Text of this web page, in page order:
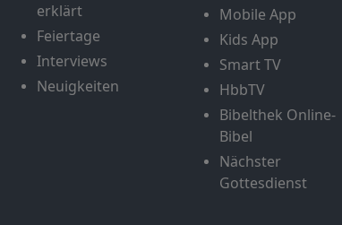
erklärt
Feiertage
Interviews
Neuigkeiten
Mobile App
Kids App
Smart TV
HbbTV
Bibelthek Online-
Bibel
Nächster
Gottesdienst